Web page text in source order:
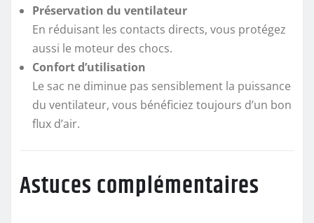
Préservation du ventilateur
En réduisant les contacts directs, vous protégez
aussi le moteur des chocs.
Confort d’utilisation
Le sac ne diminue pas sensiblement la puissance
du ventilateur, vous bénéficiez toujours d’un bon
flux d’air.
Astuces complémentaires